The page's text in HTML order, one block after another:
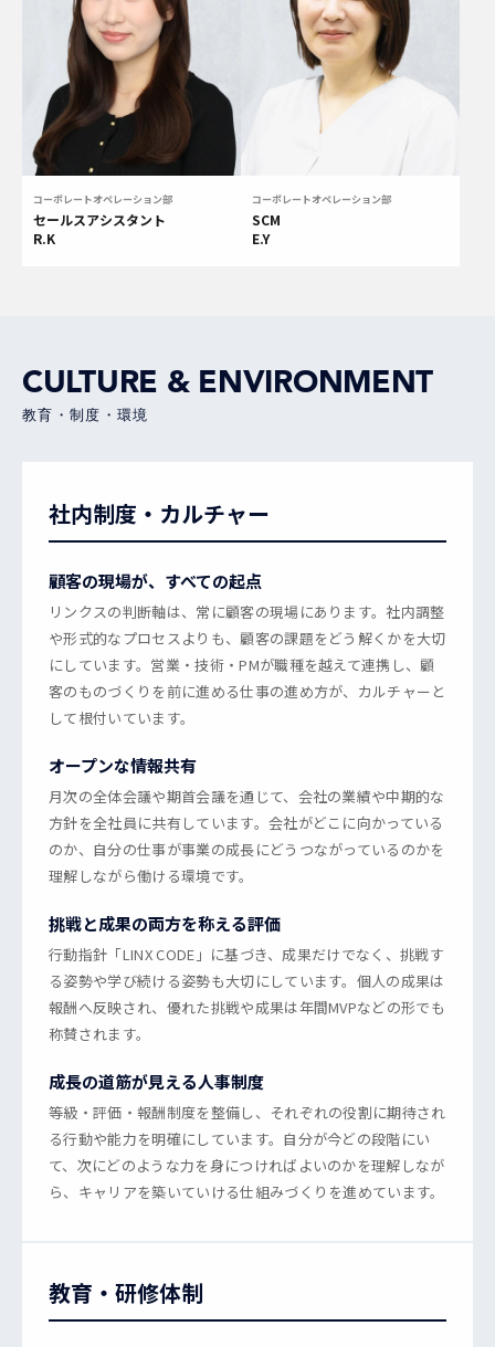
コーポレートオペレーション部
セールスアシスタント
R.K
コーポレートオペレーション部
SCM
E.Y
CULTURE & ENVIRONMENT
教育・制度・環境
社内制度・カルチャー
顧客の現場が、すべての起点
リンクスの判断軸は、常に顧客の現場にあります。社内調整
や形式的なプロセスよりも、顧客の課題をどう解くかを大切
にしています。営業・技術・PMが職種を越えて連携し、顧
客のものづくりを前に進める仕事の進め方が、カルチャーと
して根付いています。
オープンな情報共有
月次の全体会議や期首会議を通じて、会社の業績や中期的な
方針を全社員に共有しています。会社がどこに向かっている
のか、自分の仕事が事業の成長にどうつながっているのかを
理解しながら働ける環境です。
挑戦と成果の両方を称える評価
行動指針「LINX CODE」に基づき、成果だけでなく、挑戦す
る姿勢や学び続ける姿勢も大切にしています。個人の成果は
報酬へ反映され、優れた挑戦や成果は年間MVPなどの形でも
称賛されます。
成長の道筋が見える人事制度
等級・評価・報酬制度を整備し、それぞれの役割に期待され
る行動や能力を明確にしています。自分が今どの段階にい
て、次にどのような力を身につければよいのかを理解しなが
ら、キャリアを築いていける仕組みづくりを進めています。
教育・研修体制